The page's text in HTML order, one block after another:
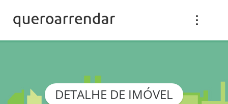
DETALHE DE IMÓVEL